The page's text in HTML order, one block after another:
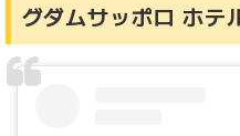
グダムサッポロ ホテ